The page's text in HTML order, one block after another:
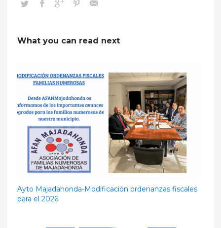
What you can read next
Ayto Majadahonda-Modificación ordenanzas fiscales
para el 2026